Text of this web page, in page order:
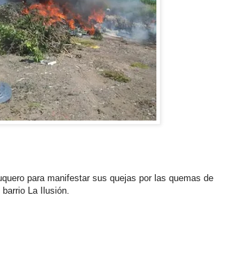
para manifestar sus quejas por las quemas de
La Ilusión.